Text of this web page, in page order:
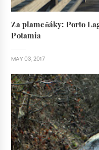
Za plameňáky: Porto
Potamia
MAY 03, 2017